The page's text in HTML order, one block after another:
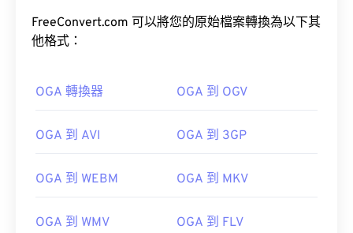
00 00 00
00 00 00
FreeConvert.com 可以將您的原始檔案轉換為以下其
他格式：
OGA 轉換器 OGA 到 OGV
OGA 到 AVI OGA 到 3GP
OGA 到 WEBM OGA 到 MKV
OGA 到 WMV OGA 到 FLV